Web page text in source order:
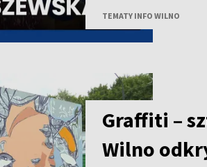
Opieki nad Starą Rossą i
Zesłańców przy
patronował budowie
projektu to 25 tysięcy
TEMATY INFO WILNO
Graffiti –
Wilno